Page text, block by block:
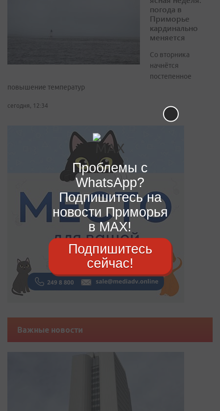
погода в
Приморье
кардинально
меняется
Со вторника
начнётся
постепенное
повышение температур
сегодня, 12:34
Важные новости
Проблемы с
WhatsApp?
Подпишитесь на
новости Приморья
в MAX!
Подпишитесь
сейчас!